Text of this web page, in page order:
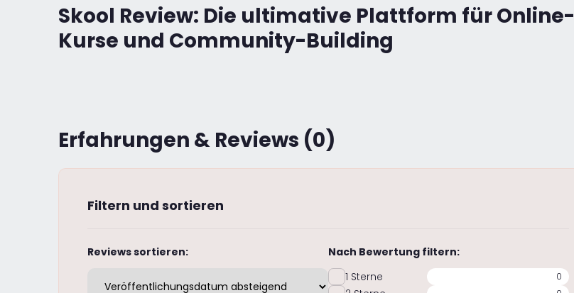
Skool Review: Die ultimative Plattform für Online-
Kurse und Community-Building
Erfahrungen & Reviews (0)
Filtern und sortieren
Reviews sortieren:
Nach Bewertung filtern:
1 Sterne
0